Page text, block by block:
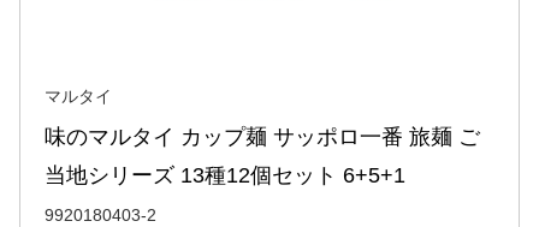
マルタイ
味のマルタイ カップ麺 サッポロ一番 旅麺 ご
当地シリーズ 13種12個セット 6+5+1
9920180403-2